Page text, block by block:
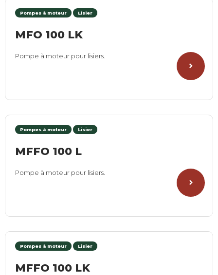
Pompes à moteur Lisier
MFO 100 LK
Pompe à moteur pour lisiers.
Pompes à moteur Lisier
MFFO 100 L
Pompe à moteur pour lisiers.
Pompes à moteur Lisier
MFFO 100 LK